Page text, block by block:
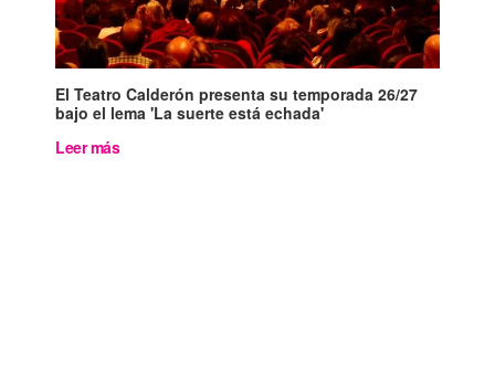
El Teatro Calderón presenta su temporada 26/27
bajo el lema 'La suerte está echada'
Leer más